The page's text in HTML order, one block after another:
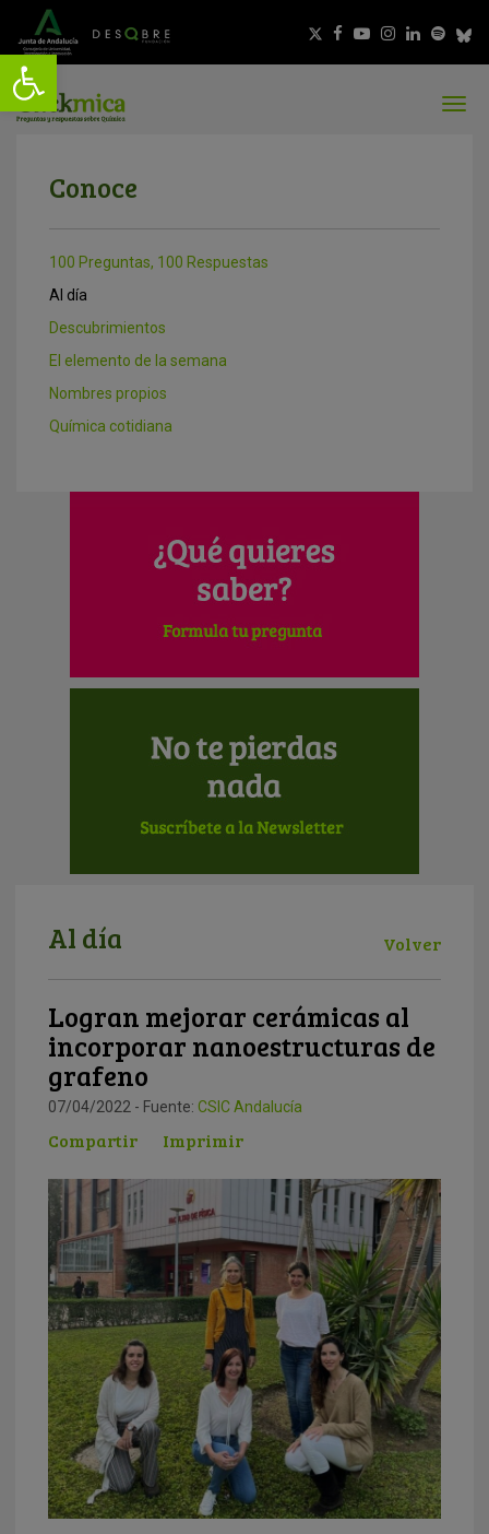
Conoce
100 Preguntas, 100 Respuestas
Al día
Descubrimientos
El elemento de la semana
Nombres propios
Química cotidiana
Al día Volver
Logran mejorar cerámicas al
incorporar nanoestructuras de
grafeno
07/04/2022 - Fuente: CSIC Andalucía
Compartir Imprimir